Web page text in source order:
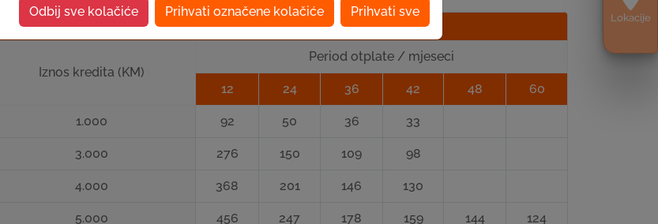
Lokacije
Odbij sve kolačiće Prihvati označene kolačiće Prihvati sve
Krediti za registrovane biznise
Iznos kredita (KM)
Period otplate / mjeseci
12 24 36 42 48 60
1.000 92 50 36 33
3.000 276 150 109 98
4.000 368 201 146 130
5.000 456 247 178 159 144 124